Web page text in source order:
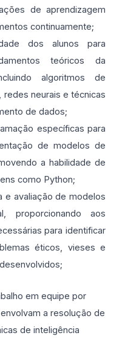
de aprendizagem
continuamente;
dos alunos para
teóricos da
algoritmos de
redes neurais e técnicas
de dados;
específicas para
de modelos de
a habilidade de
como Python;
e avaliação de modelos
proporcionando aos
para identificar
éticos, vieses e
em equipe por
a resolução de
de inteligência